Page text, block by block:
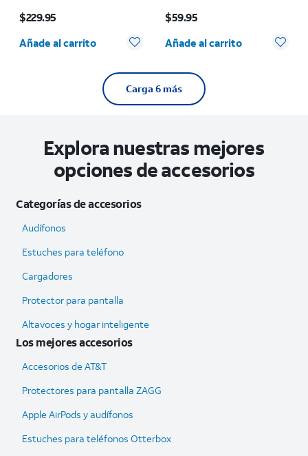
$229.95
Cantidad seleccionada: 0
Añade al carrito
$59.95
Cantidad seleccionada: 0
Añade al carrito
Carga 6 más
Explora nuestras mejores
opciones de accesorios
Categorías de accesorios
Audífonos
Estuches para teléfono
Cargadores
Protector para pantalla
Altavoces y hogar inteligente
Los mejores accesorios
Accesorios de AT&T
Protectores para pantalla ZAGG
Apple AirPods y audífonos
Estuches para teléfonos Otterbox